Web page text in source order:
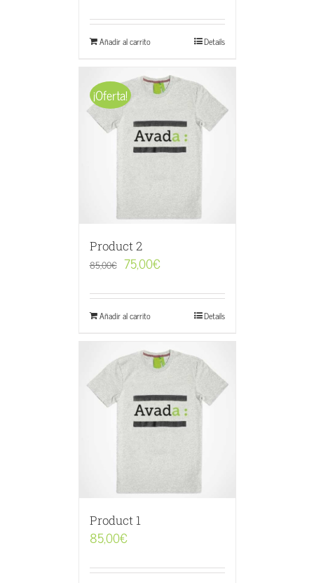
Añadir al carrito Details
¡Oferta!
Product 2
85,00€ 75,00€
Añadir al carrito Details
Product 1
85,00€